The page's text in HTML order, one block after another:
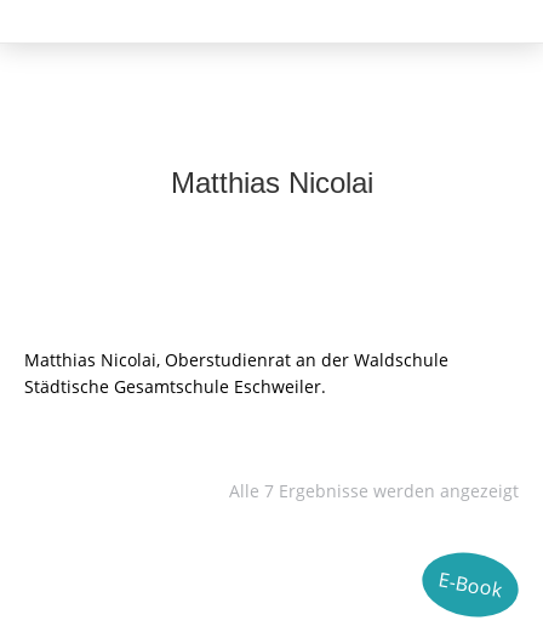
Matthias Nicolai
Matthias Nicolai, Oberstudienrat an der Waldschule
Städtische Gesamtschule Eschweiler.
Alle 7 Ergebnisse werden angezeigt
E-Book